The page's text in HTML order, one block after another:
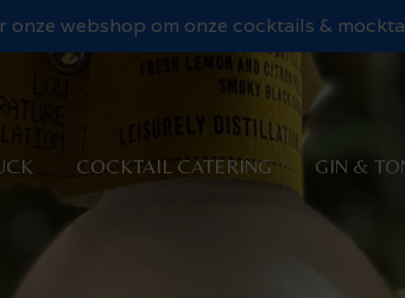
onze webshop om onze cocktails &
COCKTAIL CATERING GIN &